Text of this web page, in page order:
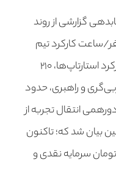
گزارشی از روند
این دوره یکساله داد. ۹۰۰۰ نفر/ساعت کارکرد تیم
اجرایی، بیش از ۴۳۰۰۰ نفر/ساعت کارکرد استارتاپ‌ها، ۲۱۰
از ۸۰۰ ساعت مربی‌گری و راهبری، حدود
ساعت شرکت در نمایشگاه‌ها، ۱۲ دورهمی انتقال تجربه از
بیان شد که؛ تاکنون
تومان سرمایه نقدی و